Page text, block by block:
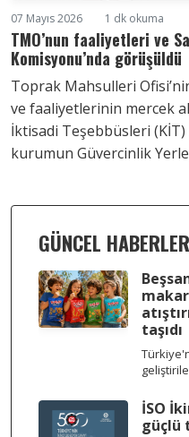
07 Mayıs 2026 1 dk okuma
TMO’nun faaliyetleri ve
Komisyonu’nda görüşüldü
Toprak Mahsulleri
ve faaliyetlerinin mercek
İktisadi Teşebbüsleri
kurumun Güvercinlik
GÜNCEL HABERLER
taşıdı
İSO
güçlü